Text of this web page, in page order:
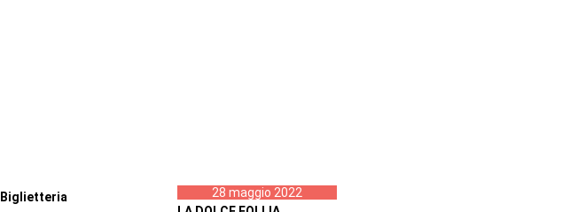
Biglietteria
28 maggio 2022